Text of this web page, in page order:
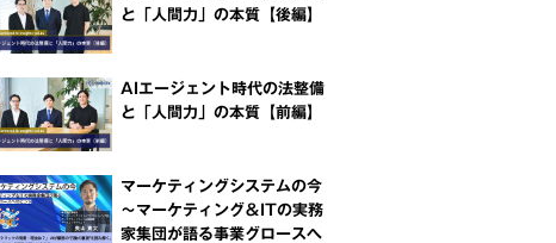
と「人間力」の本質【後編】
AIエージェント時代の法整備
と「人間力」の本質【前編】
マーケティングシステムの今
～マーケティング＆ITの実務
家集団が語る事業グロースへ